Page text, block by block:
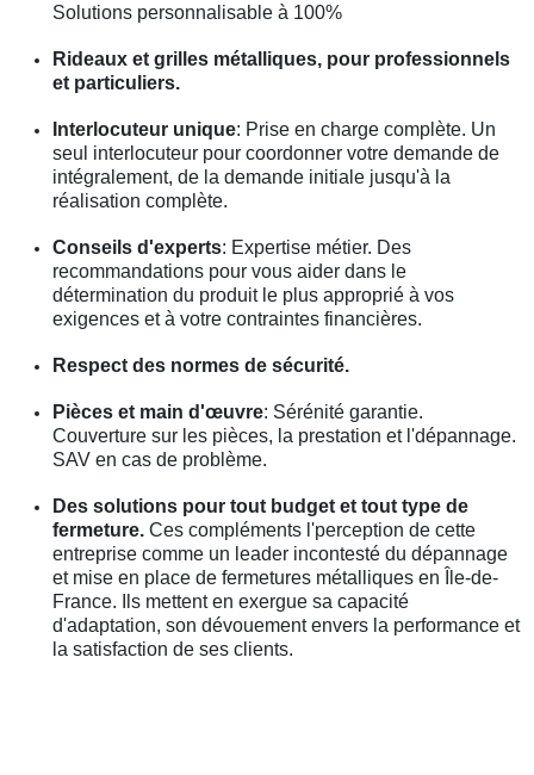
Solutions personnalisable à 100%
Rideaux et grilles métalliques, pour professionnels
et particuliers.
Interlocuteur unique: Prise en charge complète. Un
seul interlocuteur pour coordonner votre demande de
intégralement, de la demande initiale jusqu'à la
réalisation complète.
Conseils d'experts: Expertise métier. Des
recommandations pour vous aider dans le
détermination du produit le plus approprié à vos
exigences et à votre contraintes financières.
Respect des normes de sécurité.
Pièces et main d'œuvre: Sérénité garantie.
Couverture sur les pièces, la prestation et l'dépannage.
SAV en cas de problème.
Des solutions pour tout budget et tout type de
fermeture. Ces compléments l'perception de cette
entreprise comme un leader incontesté du dépannage
et mise en place de fermetures métalliques en Île-de-
France. Ils mettent en exergue sa capacité
d'adaptation, son dévouement envers la performance et
la satisfaction de ses clients.